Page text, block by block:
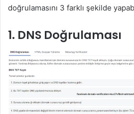
doğrulamasını 3 farklı şekilde
1. DNS Doğrulaması